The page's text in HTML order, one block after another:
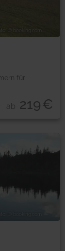
© booking.com
für
ab 219€